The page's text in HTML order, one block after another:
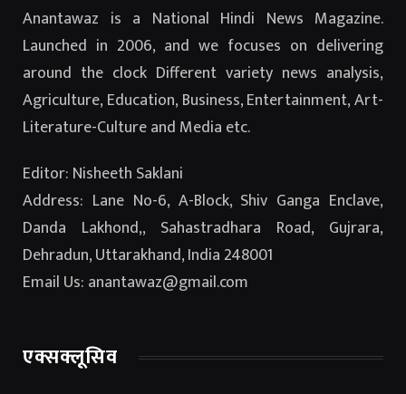
Anantawaz is a National Hindi News Magazine.
Launched in 2006, and we focuses on delivering
around the clock Different variety news analysis,
Agriculture, Education, Business, Entertainment, Art-
Literature-Culture and Media etc.
Editor: Nisheeth Saklani
Address: Lane No-6, A-Block, Shiv Ganga Enclave,
Danda Lakhond,, Sahastradhara Road, Gujrara,
Dehradun, Uttarakhand, India 248001
Email Us: anantawaz@gmail.com
एक्सक्लूसिव